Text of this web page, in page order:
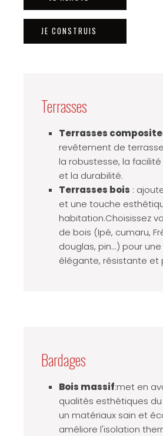
JE CONSTRUIS
Terrasses
Terrasses
revêtement de
la robustesse, la
et la durabilité.
Terrasses bois :
et une touche
habitation.Choisissez
de bois (Ipé, cumaru,
douglas, pin...) pour
élégante, résistante et
Bardages
Bois massif:met en
qualités esthétiques
un matériaux sain et
améliore l'isolation